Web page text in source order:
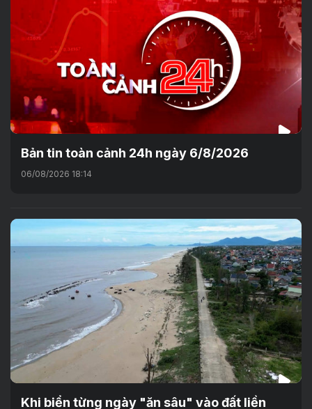
Bản tin toàn cảnh 24h ngày 6/8/2026
06/08/2026 18:14
Khi biển từng ngày "ăn sâu" vào đất liền